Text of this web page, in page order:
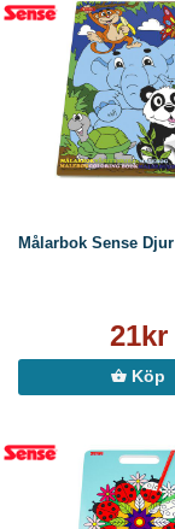
Målarbok Sense Djur
21kr
Köp